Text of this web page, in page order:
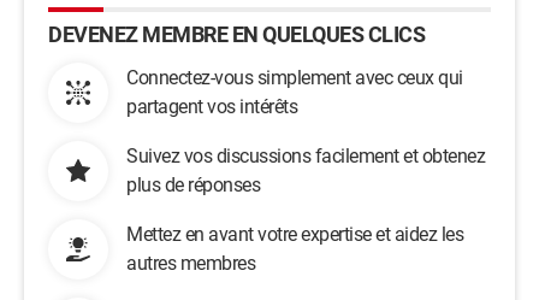
DEVENEZ MEMBRE EN QUELQUES CLICS
Connectez-vous simplement avec ceux qui
partagent vos intérêts
Suivez vos discussions facilement et obtenez
plus de réponses
Mettez en avant votre expertise et aidez les
autres membres